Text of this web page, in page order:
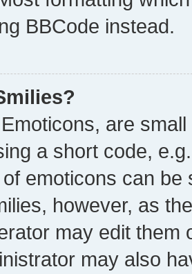
BBCode instead.
are
a short code,
emoticons can
however, as
may edit them
may also